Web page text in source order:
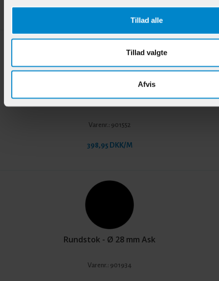
Tillad alle
Tillad valgte
Afvis
325,00 DKK/M
Rundstok - Ø 50 mm Bøg
Varenr.: 901552
398,95 DKK/M
Rundstok - Ø 28 mm Ask
Varenr.: 901934